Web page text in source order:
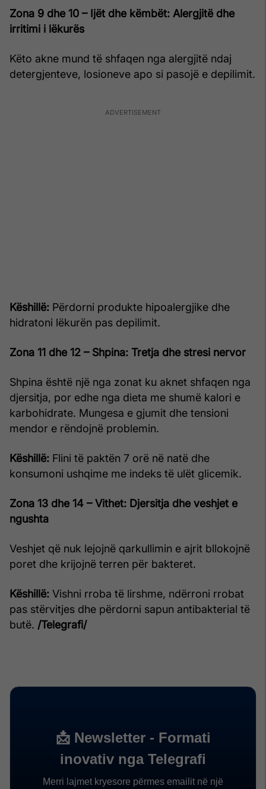
Zona 9 dhe 10 – Ijët dhe këmbët: Alergjitë dhe
irritimi i lëkurës
Këto akne mund të shfaqen nga alergjitë ndaj
detergjenteve, losioneve apo si pasojë e depilimit.
Këshillë: Përdorni produkte hipoalergjike dhe
hidratoni lëkurën pas depilimit.
Zona 11 dhe 12 – Shpina: Tretja dhe stresi nervor
Shpina është një nga zonat ku aknet shfaqen nga
djersitja, por edhe nga dieta me shumë kalori e
karbohidrate. Mungesa e gjumit dhe tensioni
mendor e rëndojnë problemin.
Këshillë: Flini të paktën 7 orë në natë dhe
konsumoni ushqime me indeks të ulët glicemik.
Zona 13 dhe 14 – Vithet: Djersitja dhe veshjet e
ngushta
Veshjet që nuk lejojnë qarkullimin e ajrit bllokojnë
poret dhe krijojnë terren për bakteret.
Këshillë: Vishni rroba të lirshme, ndërroni rrobat
pas stërvitjes dhe përdorni sapun antibakterial të
butë. /Telegrafi/